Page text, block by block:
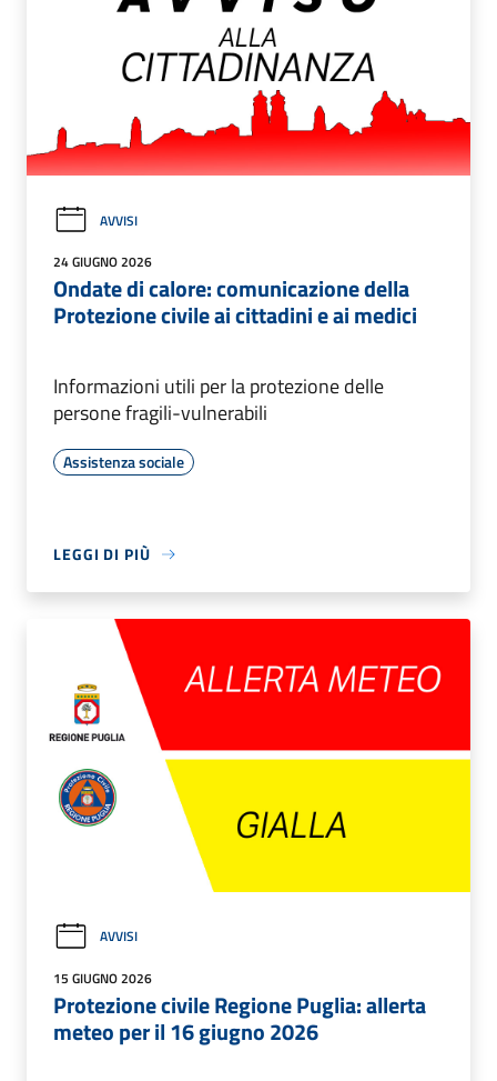
AVVISI
24 GIUGNO 2026
Ondate di calore: comunicazione della
Protezione civile ai cittadini e ai medici
Informazioni utili per la protezione delle
persone fragili-vulnerabili
Assistenza sociale
LEGGI DI PIÙ
AVVISI
15 GIUGNO 2026
Protezione civile Regione Puglia: allerta
meteo per il 16 giugno 2026